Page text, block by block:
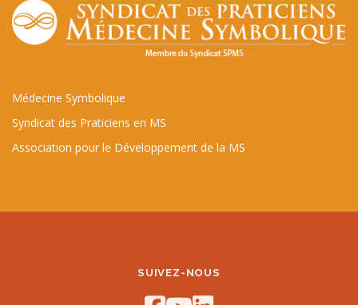
Médecine Symbolique
Syndicat des Praticiens en MS
Association pour le Développement de la MS
SUIVEZ-NOUS